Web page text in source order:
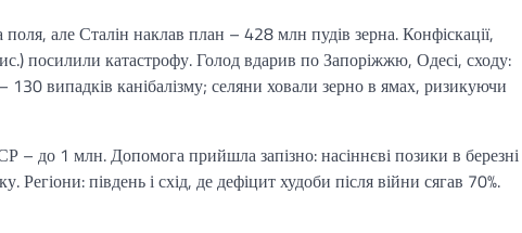
але Сталін наклав план – 428 млн пудів зерна. Конфіскації,
посилили катастрофу. Голод вдарив по Запоріжжю, Одесі, сходу:
130 випадків канібалізму; селяни ховали зерно в ямах, ризикуючи
до 1 млн. Допомога прийшла запізно: насіннєві позики в березні
південь і схід, де дефіцит худоби після війни сягав 70%.